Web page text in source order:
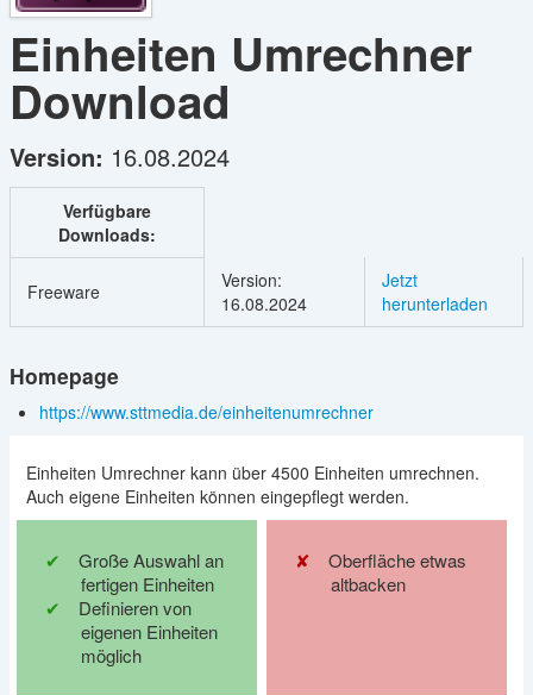
Einheiten Umrechner
Download
Version: 16.08.2024
Verfügbare
Downloads:
Freeware
Version:
16.08.2024
Jetzt
herunterladen
Homepage
https://www.sttmedia.de/einheitenumrechner
Einheiten Umrechner kann über 4500 Einheiten umrechnen.
Auch eigene Einheiten können eingepflegt werden.
Große Auswahl an
fertigen Einheiten
Definieren von
eigenen Einheiten
möglich
Oberfläche etwas
altbacken